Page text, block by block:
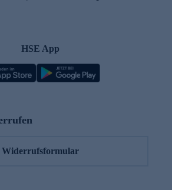
HSE App
Widerrufsformular